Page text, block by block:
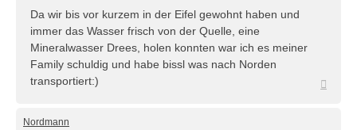
Da wir bis vor kurzem in der Eifel gewohnt haben und
immer das Wasser frisch von der Quelle, eine
Mineralwasser Drees, holen konnten war ich es meiner
Family schuldig und habe bissl was nach Norden
transportiert:)
Nordmann